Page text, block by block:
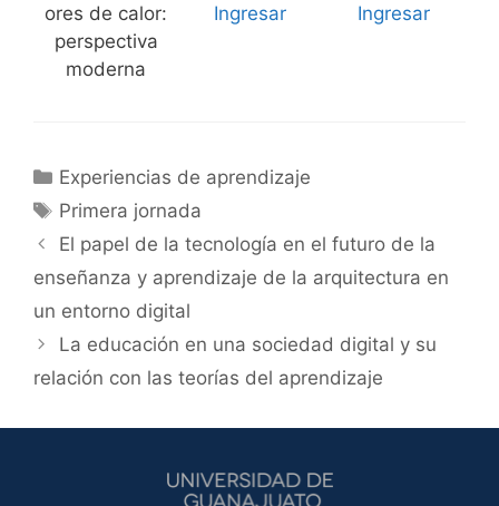
ores de calor:
perspectiva
moderna
Ingresar Ingresar
Categorías
Experiencias de aprendizaje
Etiquetas
Primera jornada
El papel de la tecnología en el futuro de la
enseñanza y aprendizaje de la arquitectura en
un entorno digital
La educación en una sociedad digital y su
relación con las teorías del aprendizaje